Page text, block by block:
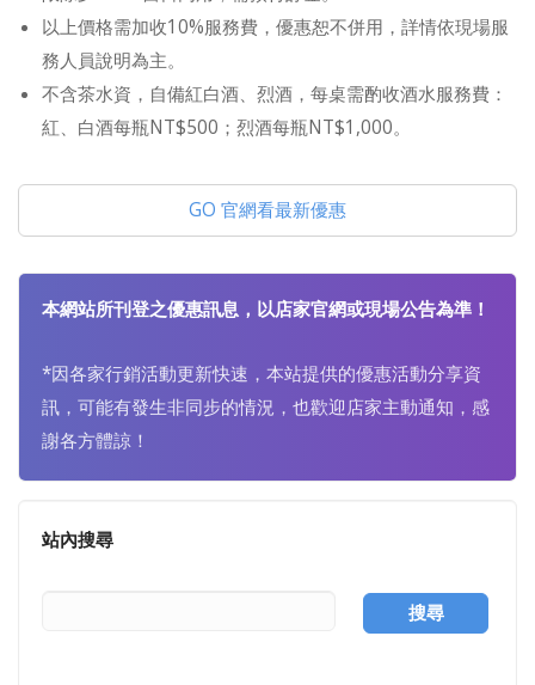
以上價格需加收10%服務費，優惠恕不併用，詳情依現場服
務人員說明為主。
不含茶水資，自備紅白酒、烈酒，每桌需酌收酒水服務費：
紅、白酒每瓶NT$500；烈酒每瓶NT$1,000。
GO 官網看最新優惠
本網站所刊登之優惠訊息，以店家官網或現場公告為準！
*因各家行銷活動更新快速，本站提供的優惠活動分享資
訊，可能有發生非同步的情況，也歡迎店家主動通知，感
謝各方體諒！
站內搜尋
搜尋